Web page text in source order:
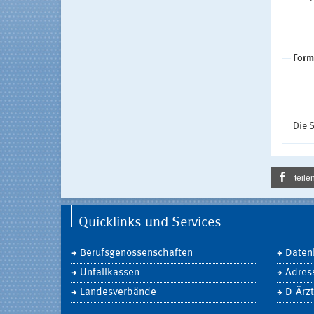
Die
Quicklinks und Services
Berufsgenossenschaften
Unfallkassen
Landesverbände
D-